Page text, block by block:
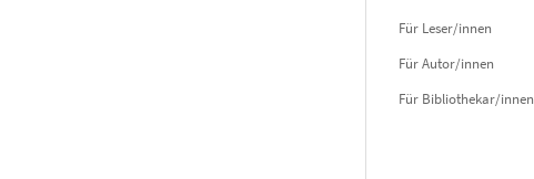
Für Leser/innen
Für Autor/innen
Für Bibliothekar/innen